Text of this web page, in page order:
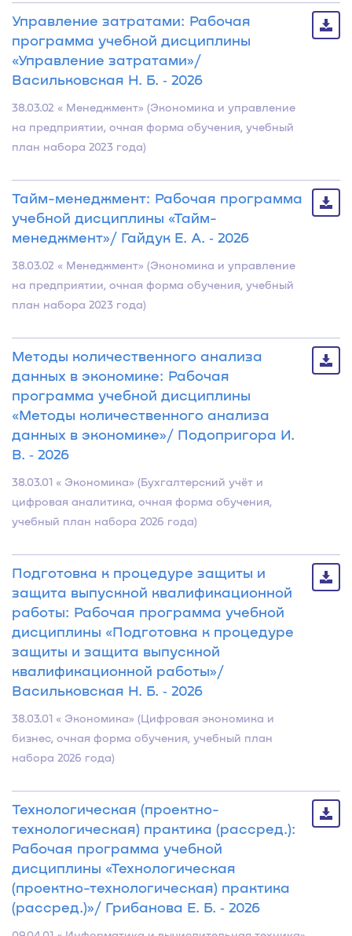
Управление затратами: Рабочая
программа учебной дисциплины
«Управление затратами»/
Васильковская Н. Б. ‐ 2026
38.03.02 « Менеджмент» (Экономика и управление
на предприятии, очная форма обучения, учебный
план набора 2023 года)
Тайм-менеджмент: Рабочая программа
учебной дисциплины «Тайм-
менеджмент»/ Гайдук Е. А. ‐ 2026
38.03.02 « Менеджмент» (Экономика и управление
на предприятии, очная форма обучения, учебный
план набора 2023 года)
Методы количественного анализа
данных в экономике: Рабочая
программа учебной дисциплины
«Методы количественного анализа
данных в экономике»/ Подопригора И.
В. ‐ 2026
38.03.01 « Экономика» (Бухгалтерский учёт и
цифровая аналитика, очная форма обучения,
учебный план набора 2026 года)
Подготовка к процедуре защиты и
защита выпускной квалификационной
работы: Рабочая программа учебной
дисциплины «Подготовка к процедуре
защиты и защита выпускной
квалификационной работы»/
Васильковская Н. Б. ‐ 2026
38.03.01 « Экономика» (Цифровая экономика и
бизнес, очная форма обучения, учебный план
набора 2026 года)
Технологическая (проектно-
технологическая) практика (рассред.):
Рабочая программа учебной
дисциплины «Технологическая
(проектно-технологическая) практика
(рассред.)»/ Грибанова Е. Б. ‐ 2026